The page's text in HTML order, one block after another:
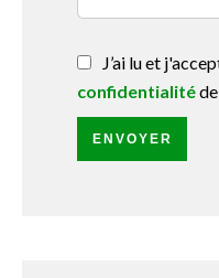
J’ai lu et
confidentialité
ENVOYER